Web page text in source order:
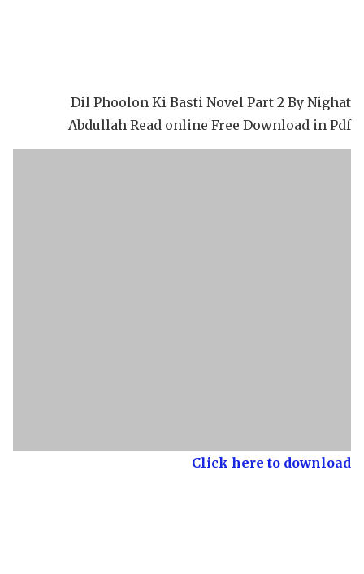
Dil Phoolon Ki Basti Novel Part 2 By Nighat
Abdullah Read online Free Download in Pdf
Click here to download